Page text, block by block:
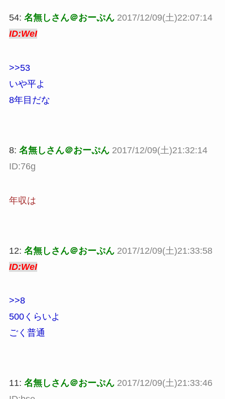
54: 名無しさん＠おーぷん 2017/12/09(土)22:07:14
ID:WeI
>>53
いや平よ
8年目だな
8: 名無しさん＠おーぷん 2017/12/09(土)21:32:14
ID:76g
年収は
12: 名無しさん＠おーぷん 2017/12/09(土)21:33:58
ID:WeI
>>8
500くらいよ
ごく普通
11: 名無しさん＠おーぷん 2017/12/09(土)21:33:46